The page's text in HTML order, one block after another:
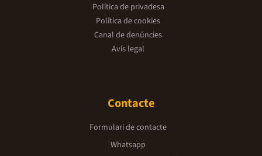
Política de privadesa
Política de cookies
Canal de denúncies
Avís legal
Contacte
Formulari de contacte
Whatsapp